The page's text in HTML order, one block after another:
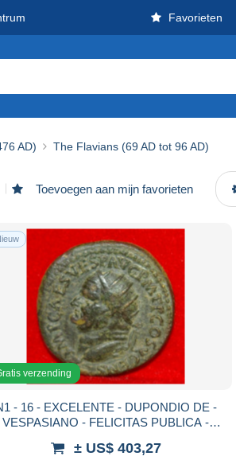
Favorieten
AD) The Flavians (69 AD tot 96 AD)
Toevoegen aan mijn favorieten
verzending
- EXCELENTE - DUPONDIO DE -
VESPASIANO - FELICITAS PUBLICA -
± US$ 403,27